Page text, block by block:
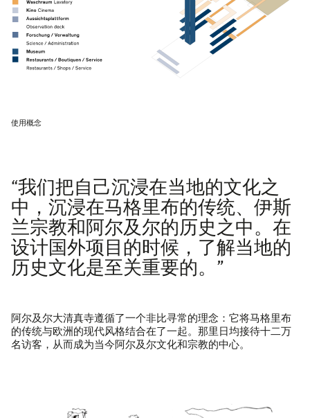
使用概念
“我们把自己沉浸在当地的文化之
中，沉浸在马格里布的传统、伊斯
兰宗教和阿尔及尔的历史之中。在
设计国外项目的时候，了解当地的
历史文化是至关重要的。”
阿尔及尔大清真寺遵循了一个非比寻常的理念：它将马格里布
的传统与欧洲的现代风格结合在了一起。那里日均接待十二万
名访客，从而成为当今阿尔及尔文化和宗教的中心。